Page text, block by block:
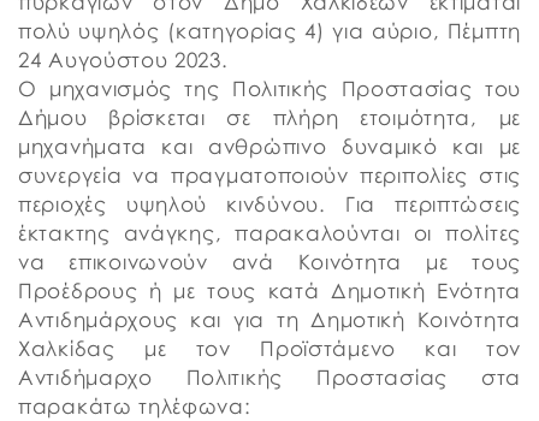
πολύ υψηλός (κατηγορίας 4) για αύριο, Πέμπτη
24 Αυγούστου 2023.
Ο μηχανισμός της Πολιτικής Προστασίας του
Δήμου βρίσκεται σε πλήρη ετοιμότητα, με
μηχανήματα και ανθρώπινο δυναμικό και με
συνεργεία να πραγματοποιούν περιπολίες στις
περιοχές υψηλού κινδύνου. Για περιπτώσεις
έκτακτης ανάγκης, παρακαλούνται οι πολίτες
να επικοινωνούν ανά Κοινότητα με τους
Προέδρους ή με τους κατά Δημοτική Ενότητα
Αντιδημάρχους και για τη Δημοτική Κοινότητα
Χαλκίδας με τον Προϊστάμενο και τον
Αντιδήμαρχο Πολιτικής Προστασίας στα
παρακάτω τηλέφωνα: